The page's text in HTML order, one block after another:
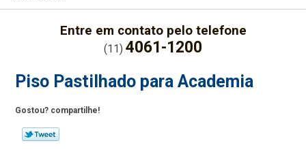
Entre em contato pelo telefone
(11) 4061-1200
Piso Pastilhado para Academia
Gostou? compartilhe!